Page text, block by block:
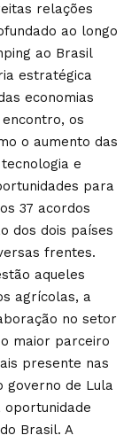
relações
ao longo
ao Brasil
estratégica
economias
os
o aumento das
e
para
37 acordos
dos dois países
frentes.
aqueles
agrícolas, a
no setor
maior parceiro
presente nas
governo de Lula
oportunidade
Brasil. A